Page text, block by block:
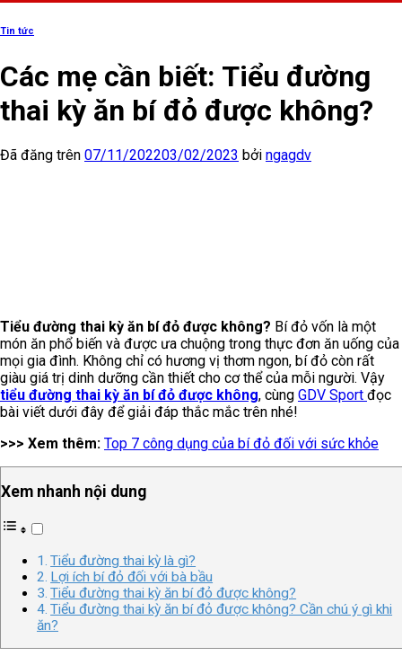
Tin tức
Các mẹ cần biết: Tiểu đường
thai kỳ ăn bí đỏ được không?
Đã đăng trên 07/11/202203/02/2023 bởi ngagdv
Tiểu đường thai kỳ ăn bí đỏ được không? Bí đỏ vốn là một
món ăn phổ biến và được ưa chuộng trong thực đơn ăn uống của
mọi gia đình. Không chỉ có hương vị thơm ngon, bí đỏ còn rất
giàu giá trị dinh dưỡng cần thiết cho cơ thể của mỗi người. Vậy
tiểu đường thai kỳ ăn bí đỏ được không, cùng GDV Sport đọc
bài viết dưới đây để giải đáp thắc mắc trên nhé!
>>> Xem thêm: Top 7 công dụng của bí đỏ đối với sức khỏe
Xem nhanh nội dung
Tiểu đường thai kỳ là gì?
Lợi ích bí đỏ đối với bà bầu
Tiểu đường thai kỳ ăn bí đỏ được không?
Tiểu đường thai kỳ ăn bí đỏ được không? Cần chú ý gì khi
ăn?